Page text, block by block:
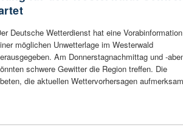
Deutsche Wetterdienst hat eine
möglichen Unwetterlage im Westerwald
Am Donnerstagnachmittag und -
schwere Gewitter die Region treffen. Die
die aktuellen Wettervorhersagen aufmerksam